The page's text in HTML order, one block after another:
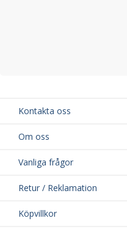
Kontakta oss
Om oss
Vanliga frågor
Retur / Reklamation
Köpvillkor